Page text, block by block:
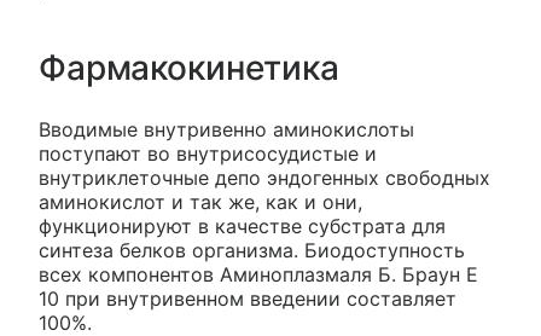
Фармакокинетика
Вводимые внутривенно аминокислоты
поступают во внутрисосудистые и
внутриклеточные депо эндогенных свободных
аминокислот и так же, как и они,
функционируют в качестве субстрата для
синтеза белков организма. Биодоступность
всех компонентов Аминоплазмаля Б. Браун Е
10 при внутривенном введении составляет
100%.